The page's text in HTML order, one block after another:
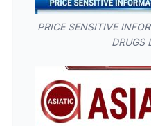
PRICE SENSITIVE
DRUGS